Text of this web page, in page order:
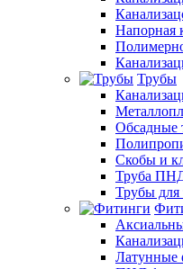
Напорная
Трубы
Обсадные
Скобы и
Труба
Трубы для
Латунные